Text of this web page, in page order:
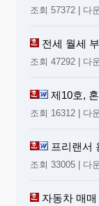
① 개인 정
③ 음란
23.귀하께
가한다면
)
24.귀하께
사용하는
조회 57372 | 다
전세 월세
조회 47292 | 다
제10호,
조회 16312 | 다
프리랜서
조회 33005 | 다
자동차 매매